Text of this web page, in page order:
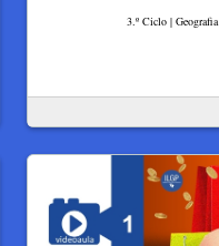
3.º Ciclo | Geografia